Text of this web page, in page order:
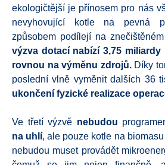
ekologičtější je přínosem pro nás
nevyhovující kotle na pevná
způsobem podílejí na
výzva dotací nabízí 3,75
rovnou na výměnu zdrojů.Díky
poslední vlně vyměnit dalších 36
ukončení fyzické realizace
Ve třetí výzvě nebudou
na uhlí, ale pouze kotle na
nebudou muset provádět